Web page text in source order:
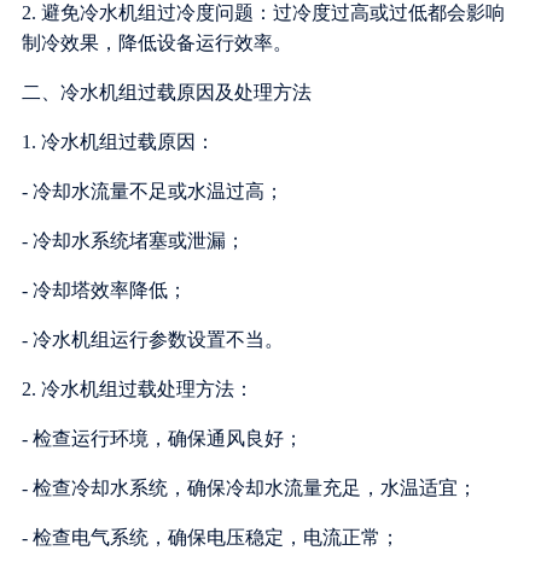
2. 避免冷水机组过冷度问题：过冷度过高或过低都会影响
制冷效果，降低设备运行效率。
二、冷水机组过载原因及处理方法
1. 冷水机组过载原因：
- 冷却水流量不足或水温过高；
- 冷却水系统堵塞或泄漏；
- 冷却塔效率降低；
- 冷水机组运行参数设置不当。
2. 冷水机组过载处理方法：
- 检查运行环境，确保通风良好；
- 检查冷却水系统，确保冷却水流量充足，水温适宜；
- 检查电气系统，确保电压稳定，电流正常；